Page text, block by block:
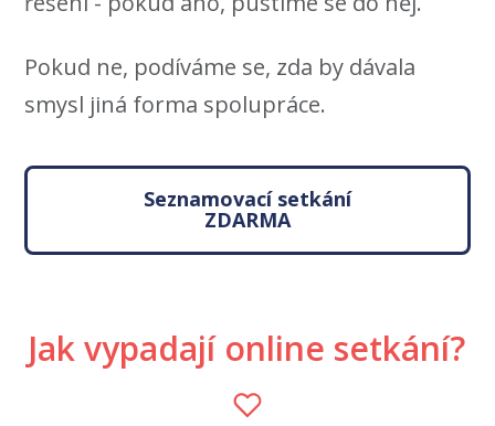
Pokud ne, podíváme se, zda by dávala
smysl jiná forma spolupráce.
Seznamovací setkání
ZDARMA
Jak vypadají online setkání?